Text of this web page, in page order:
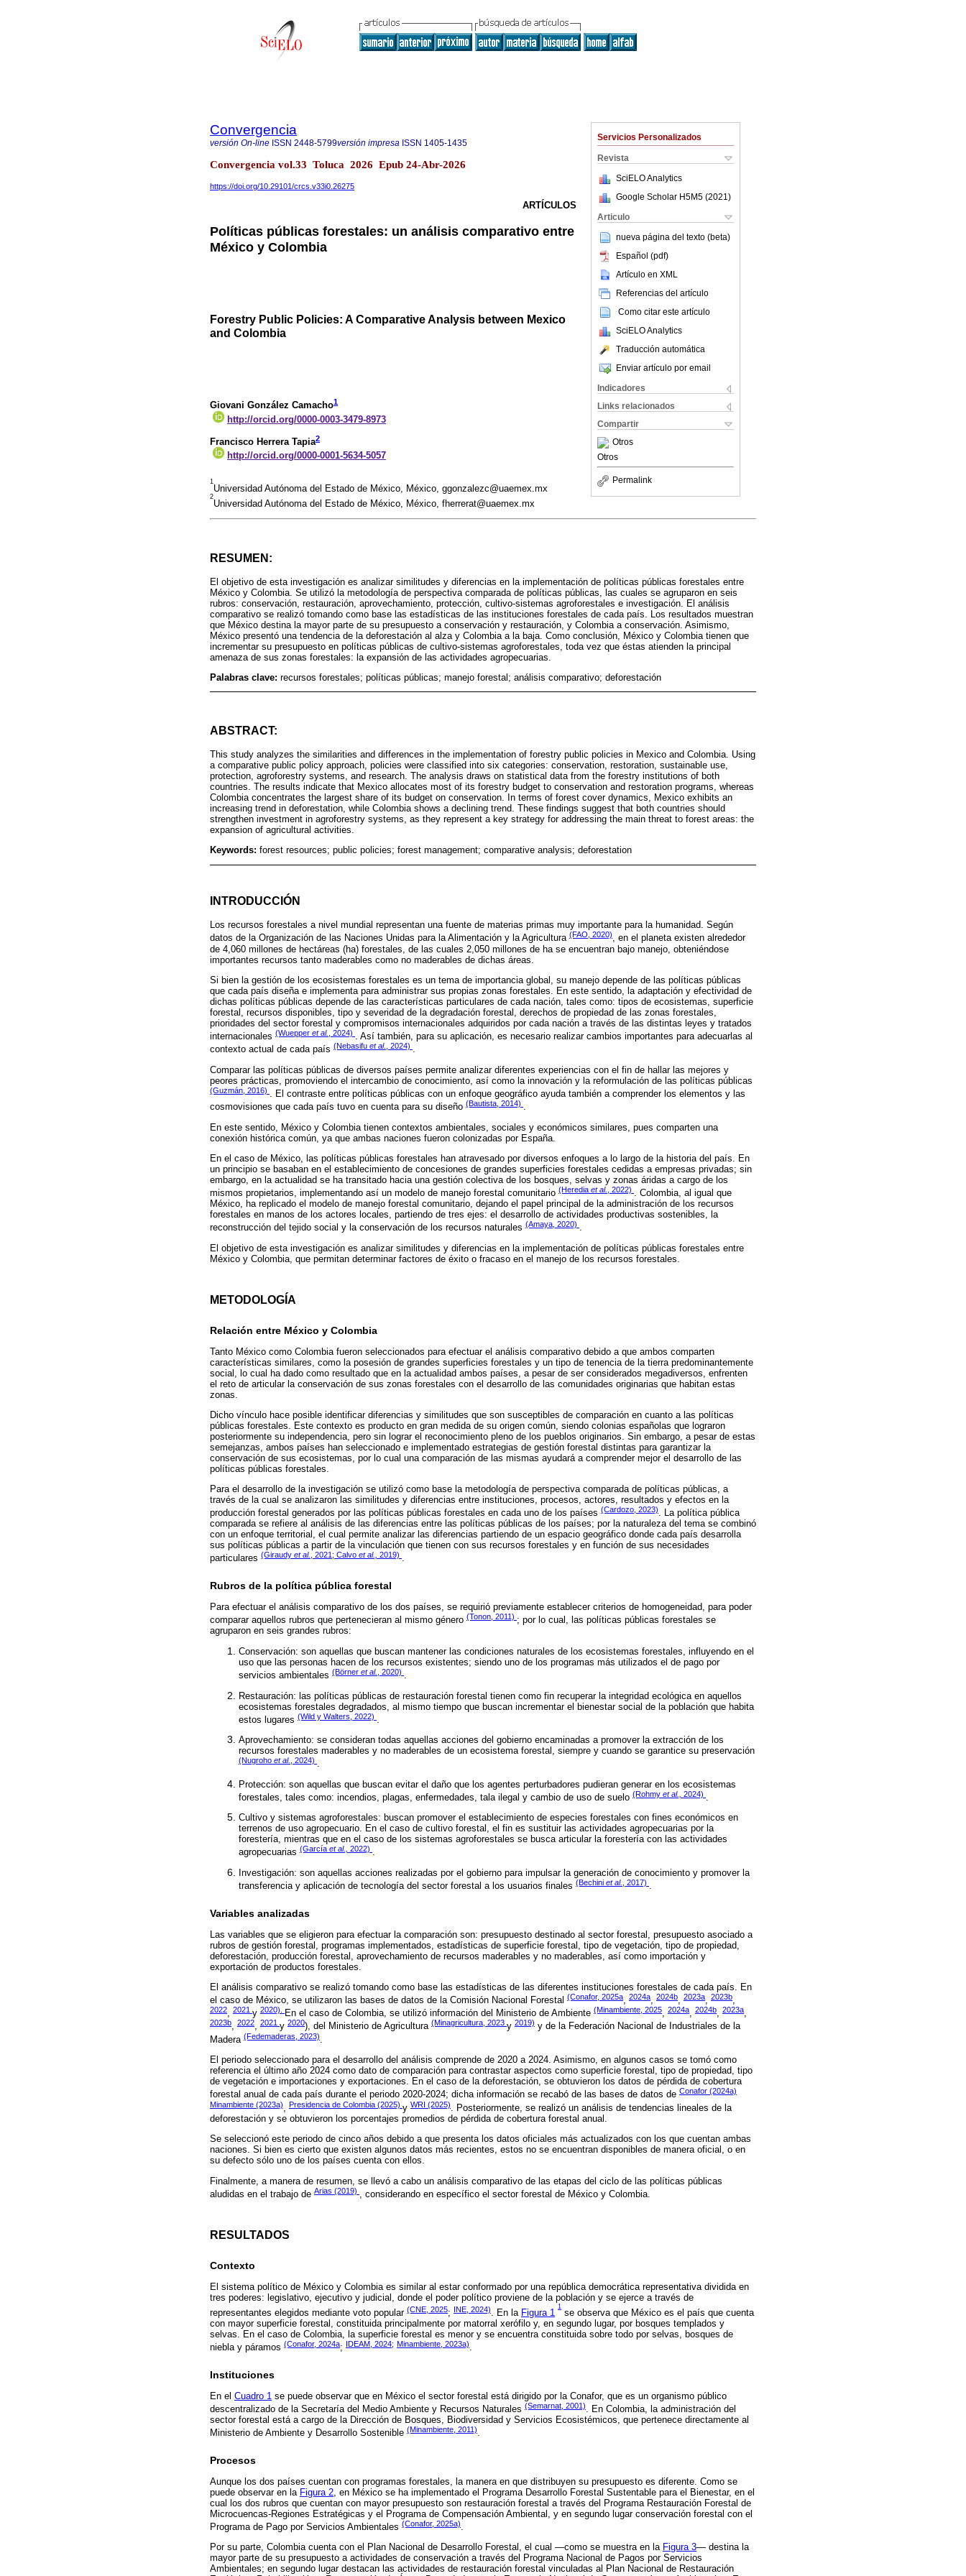
Servicios Personalizados
Revista
SciELO Analytics
Google Scholar H5M5 (2021 )
Articulo
nueva página del texto (beta)
Español (pdf)
Artículo en XML
Referencias del artículo
Como citar este artículo
SciELO Analytics
Traducción automática
Enviar artículo por email
Indicadores
Links relacionados
Compartir
Otros
Otros
Permalink
Convergencia
versión On-line ISSN 2448-5799versión impresa ISSN 1405-1435
Convergencia vol.33 Toluca 2026 Epub 24-Abr-2026
https://doi.org/10.29101/crcs.v33i0.26275
ARTÍCULOS
Políticas públicas forestales: un análisis comparativo entre
México y Colombia
Forestry Public Policies: A Comparative Analysis between Mexico
and Colombia
Giovani González Camacho1
http://orcid.org/0000-0003-3479-8973
Francisco Herrera Tapia2
http://orcid.org/0000-0001-5634-5057
1
Universidad Autónoma del Estado de México, México, ggonzalezc@uaemex.mx
2
Universidad Autónoma del Estado de México, México, fherrerat@uaemex.mx
RESUMEN:
El objetivo de esta investigación es analizar similitudes y diferencias en la implementación de políticas públicas forestales entre
México y Colombia. Se utilizó la metodología de perspectiva comparada de políticas públicas, las cuales se agruparon en seis
rubros: conservación, restauración, aprovechamiento, protección, cultivo-sistemas agroforestales e investigación. El análisis
comparativo se realizó tomando como base las estadísticas de las instituciones forestales de cada país. Los resultados muestran
que México destina la mayor parte de su presupuesto a conservación y restauración, y Colombia a conservación. Asimismo,
México presentó una tendencia de la deforestación al alza y Colombia a la baja. Como conclusión, México y Colombia tienen que
incrementar su presupuesto en políticas públicas de cultivo-sistemas agroforestales, toda vez que éstas atienden la principal
amenaza de sus zonas forestales: la expansión de las actividades agropecuarias.
Palabras clave: recursos forestales; políticas públicas; manejo forestal; análisis comparativo; deforestación
ABSTRACT:
This study analyzes the similarities and differences in the implementation of forestry public policies in Mexico and Colombia. Using
a comparative public policy approach, policies were classified into six categories: conservation, restoration, sustainable use,
protection, agroforestry systems, and research. The analysis draws on statistical data from the forestry institutions of both
countries. The results indicate that Mexico allocates most of its forestry budget to conservation and restoration programs, whereas
Colombia concentrates the largest share of its budget on conservation. In terms of forest cover dynamics, Mexico exhibits an
increasing trend in deforestation, while Colombia shows a declining trend. These findings suggest that both countries should
strengthen investment in agroforestry systems, as they represent a key strategy for addressing the main threat to forest areas: the
expansion of agricultural activities.
Keywords: forest resources; public policies; forest management; comparative analysis; deforestation
INTRODUCCIÓN
Los recursos forestales a nivel mundial representan una fuente de materias primas muy importante para la humanidad. Según
datos de la Organización de las Naciones Unidas para la Alimentación y la Agricultura (FAO, 2020), en el planeta existen alrededor
de 4,060 millones de hectáreas (ha) forestales, de las cuales 2,050 millones de ha se encuentran bajo manejo, obteniéndose
importantes recursos tanto maderables como no maderables de dichas áreas.
Si bien la gestión de los ecosistemas forestales es un tema de importancia global, su manejo depende de las políticas públicas
que cada país diseña e implementa para administrar sus propias zonas forestales. En este sentido, la adaptación y efectividad de
dichas políticas públicas depende de las características particulares de cada nación, tales como: tipos de ecosistemas, superficie
forestal, recursos disponibles, tipo y severidad de la degradación forestal, derechos de propiedad de las zonas forestales,
prioridades del sector forestal y compromisos internacionales adquiridos por cada nación a través de las distintas leyes y tratados
internacionales (Wuepper et al. , 2024) . Así también, para su aplicación, es necesario realizar cambios importantes para adecuarlas al
contexto actual de cada país (Nebasifu et al., 2024) .
Comparar las políticas públicas de diversos países permite analizar diferentes experiencias con el fin de hallar las mejores y
peores prácticas, promoviendo el intercambio de conocimiento, así como la innovación y la reformulación de las políticas públicas
(Guzmán, 2016) . El contraste entre políticas públicas con un enfoque geográfico ayuda también a comprender los elementos y las
cosmovisiones que cada país tuvo en cuenta para su diseño (Bautista, 2014) .
En este sentido, México y Colombia tienen contextos ambientales, sociales y económicos similares, pues comparten una
conexión histórica común, ya que ambas naciones fueron colonizadas por España.
En el caso de México, las políticas públicas forestales han atravesado por diversos enfoques a lo largo de la historia del país. En
un principio se basaban en el establecimiento de concesiones de grandes superficies forestales cedidas a empresas privadas; sin
embargo, en la actualidad se ha transitado hacia una gestión colectiva de los bosques, selvas y zonas áridas a cargo de los
mismos propietarios, implementando así un modelo de manejo forestal comunitario (Heredia et al. , 2022) . Colombia, al igual que
México, ha replicado el modelo de manejo forestal comunitario, dejando el papel principal de la administración de los recursos
forestales en manos de los actores locales, partiendo de tres ejes: el desarrollo de actividades productivas sostenibles, la
reconstrucción del tejido social y la conservación de los recursos naturales (Amaya, 2020) .
El objetivo de esta investigación es analizar similitudes y diferencias en la implementación de políticas públicas forestales entre
México y Colombia, que permitan determinar factores de éxito o fracaso en el manejo de los recursos forestales.
METODOLOGÍA
Relación entre México y Colombia
Tanto México como Colombia fueron seleccionados para efectuar el análisis comparativo debido a que ambos comparten
características similares, como la posesión de grandes superficies forestales y un tipo de tenencia de la tierra predominantemente
social, lo cual ha dado como resultado que en la actualidad ambos países, a pesar de ser considerados megadiversos, enfrenten
el reto de articular la conservación de sus zonas forestales con el desarrollo de las comunidades originarias que habitan estas
zonas.
Dicho vínculo hace posible identificar diferencias y similitudes que son susceptibles de comparación en cuanto a las políticas
públicas forestales. Este contexto es producto en gran medida de su origen común, siendo colonias españolas que lograron
posteriormente su independencia, pero sin lograr el reconocimiento pleno de los pueblos originarios. Sin embargo, a pesar de estas
semejanzas, ambos países han seleccionado e implementado estrategias de gestión forestal distintas para garantizar la
conservación de sus ecosistemas, por lo cual una comparación de las mismas ayudará a comprender mejor el desarrollo de las
políticas públicas forestales.
Para el desarrollo de la investigación se utilizó como base la metodología de perspectiva comparada de políticas públicas, a
través de la cual se analizaron las similitudes y diferencias entre instituciones, procesos, actores, resultados y efectos en la
producción forestal generados por las políticas públicas forestales en cada uno de los países (Cardozo, 2023). La política pública
comparada se refiere al análisis de las diferencias entre las políticas públicas de los países; por la naturaleza del tema se combinó
con un enfoque territorial, el cual permite analizar las diferencias partiendo de un espacio geográfico donde cada país desarrolla
sus políticas públicas a partir de la vinculación que tienen con sus recursos forestales y en función de sus necesidades
particulares (Giraudy et al., 2021; Calvo et al., 2019) .
Rubros de la política pública forestal
Para efectuar el análisis comparativo de los dos países, se requirió previamente establecer criterios de homogeneidad, para poder
comparar aquellos rubros que pertenecieran al mismo género (Tonon, 2011) ; por lo cual, las políticas públicas forestales se
agruparon en seis grandes rubros:
Conservación: son aquellas que buscan mantener las condiciones naturales de los ecosistemas forestales, influyendo en el
uso que las personas hacen de los recursos existentes; siendo uno de los programas más utilizados el de pago por
servicios ambientales (Börner et al. , 2020) .
Restauración: las políticas públicas de restauración forestal tienen como fin recuperar la integridad ecológica en aquellos
ecosistemas forestales degradados, al mismo tiempo que buscan incrementar el bienestar social de la población que habita
estos lugares (Wild y Walters, 2022) .
Aprovechamiento: se consideran todas aquellas acciones del gobierno encaminadas a promover la extracción de los
recursos forestales maderables y no maderables de un ecosistema forestal, siempre y cuando se garantice su preservación
(Nugroho et al. , 2024) .
Protección: son aquellas que buscan evitar el daño que los agentes perturbadores pudieran generar en los ecosistemas
forestales, tales como: incendios, plagas, enfermedades, tala ilegal y cambio de uso de suelo (Rohmy et al., 2024) .
Cultivo y sistemas agroforestales: buscan promover el establecimiento de especies forestales con fines económicos en
terrenos de uso agropecuario. En el caso de cultivo forestal, el fin es sustituir las actividades agropecuarias por la
forestería, mientras que en el caso de los sistemas agroforestales se busca articular la forestería con las actividades
agropecuarias (García et al., 2022) .
Investigación: son aquellas acciones realizadas por el gobierno para impulsar la generación de conocimiento y promover la
transferencia y aplicación de tecnología del sector forestal a los usuarios finales (Bechini et al. , 2017) .
Variables analizadas
Las variables que se eligieron para efectuar la comparación son: presupuesto destinado al sector forestal, presupuesto asociado a
rubros de gestión forestal, programas implementados, estadísticas de superficie forestal, tipo de vegetación, tipo de propiedad,
deforestación, producción forestal, aprovechamiento de recursos maderables y no maderables, así como importación y
exportación de productos forestales.
El análisis comparativo se realizó tomando como base las estadísticas de las diferentes instituciones forestales de cada país. En
el caso de México, se utilizaron las bases de datos de la Comisión Nacional Forestal (Conafor, 2025a, 2024a, 2024b, 2023a, 2023b,
2022, 2021 y 2020). En el caso de Colombia, se utilizó información del Ministerio de Ambiente (Minambiente, 2025, 2024a, 2024b, 2023a,
2023b, 2022, 2021 y 2020), del Ministerio de Agricultura (Minagricultura, 2023 y 2019) y de la Federación Nacional de Industriales de la
Madera (Fedemaderas, 2023).
El periodo seleccionado para el desarrollo del análisis comprende de 2020 a 2024. Asimismo, en algunos casos se tomó como
referencia el último año 2024 como dato de comparación para contrastar aspectos como superficie forestal, tipo de propiedad, tipo
de vegetación e importaciones y exportaciones. En el caso de la deforestación, se obtuvieron los datos de pérdida de cobertura
forestal anual de cada país durante el periodo 2020-2024; dicha información se recabó de las bases de datos de Conafor (2024a)
Minambiente (2023a), Presidencia de Colombia (2025) y WRI (2025). Posteriormente, se realizó un análisis de tendencias lineales de la
deforestación y se obtuvieron los porcentajes promedios de pérdida de cobertura forestal anual.
Se seleccionó este periodo de cinco años debido a que presenta los datos oficiales más actualizados con los que cuentan ambas
naciones. Si bien es cierto que existen algunos datos más recientes, estos no se encuentran disponibles de manera oficial, o en
su defecto sólo uno de los países cuenta con ellos.
Finalmente, a manera de resumen, se llevó a cabo un análisis comparativo de las etapas del ciclo de las políticas públicas
aludidas en el trabajo de Arias (2019) , considerando en específico el sector forestal de México y Colombia.
RESULTADOS
Contexto
El sistema político de México y Colombia es similar al estar conformado por una república democrática representativa dividida en
tres poderes: legislativo, ejecutivo y judicial, donde el poder político proviene de la población y se ejerce a través de
representantes elegidos mediante voto popular (CNE, 2025; INE, 2024) . En la Figura 1
1
se observa que México es el país que cuenta
con mayor superficie forestal, constituida principalmente por matorral xerófilo y, en segundo lugar, por bosques templados y
selvas. En el caso de Colombia, la superficie forestal es menor y se encuentra constituida sobre todo por selvas, bosques de
niebla y páramos (Conafor, 2024a; IDEAM, 2024; Minambiente, 2023a).
Instituciones
En el Cuadro 1 se puede observar que en México el sector forestal está dirigido por la Conafor, que es un organismo público
descentralizado de la Secretaría del Medio Ambiente y Recursos Naturales (Semarnat, 2001)
. En Colombia, la administración del
sector forestal está a cargo de la Dirección de Bosques, Biodiversidad y Servicios Ecosistémicos, que pertenece directamente al
Ministerio de Ambiente y Desarrollo Sostenible (Minambiente, 2011).
Procesos
Aunque los dos países cuentan con programas forestales, la manera en que distribuyen su presupuesto es diferente. Como se
puede observar en la Figura 2 , en México se ha implementado el Programa Desarrollo Forestal Sustentable para el Bienestar, en el
cual los dos rubros que cuentan con mayor presupuesto son restauración forestal a través del Programa Restauración Forestal de
Microcuencas-Regiones Estratégicas y el Programa de Compensación Ambiental, y en segundo lugar conservación forestal con el
Programa de Pago por Servicios Ambientales (Conafor, 2025a)
Por su parte, Colombia cuenta con el Plan Nacional de Desarrollo Forestal, el cual —como se muestra en la Figura 3— destina la
mayor parte de su presupuesto a actividades de conservación a través del Programa Nacional de Pagos por Servicios
Ambientales; en segundo lugar destacan las actividades de restauración forestal vinculadas al Plan Nacional de Restauración